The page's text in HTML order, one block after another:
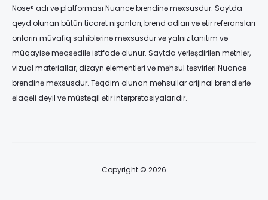
Nose® adı və platforması Nuance brendinə məxsusdur. Saytda
qeyd olunan bütün ticarət nişanları, brend adları və ətir referansları
onların müvafiq sahiblərinə məxsusdur və yalnız tanıtım və
müqayisə məqsədilə istifadə olunur. Saytda yerləşdirilən mətnlər,
vizual materiallar, dizayn elementləri və məhsul təsvirləri Nuance
brendinə məxsusdur. Təqdim olunan məhsullar orijinal brendlərlə
əlaqəli deyil və müstəqil ətir interpretasiyalarıdır.
Copyright © 2026